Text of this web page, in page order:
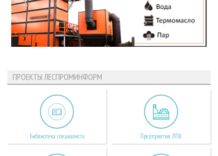
ПРОЕКТЫ ЛЕСПРОМИНФОРМ
Библиотека специалиста Предприятия ЛПК